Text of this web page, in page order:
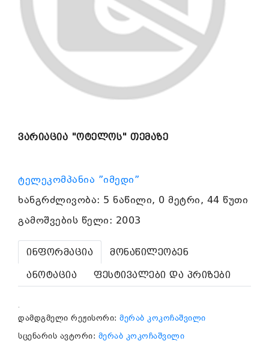
ვარიაცია "ოტელოს" თემაზე
ტელეკომპანია ”იმედი”
ხანგრძლივობა: 5 ნაწილი, 0 მეტრი, 44 წუთი
გამოშვების წელი: 2003
ინფორმაცია
მონაწილეობენ
ანოტაცია
ფესტივალები და პრიზები
.
დამდგმელი რეჟისორი: მერაბ კოკოჩაშვილი
სცენარის ავტორი: მერაბ კოკოჩაშვილი